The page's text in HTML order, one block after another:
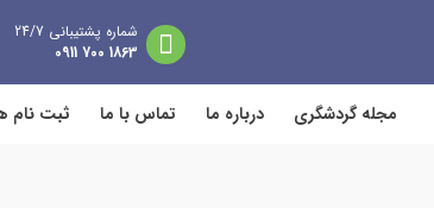
شماره پشتیبانی 24/7
1863 700 0911
مجله گردشگری درباره ما تماس با ما ثبت نام